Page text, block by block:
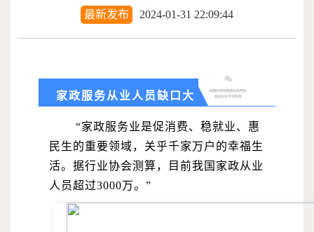
最新发布 2024-01-31 22:09:44
家政服务从业人员缺口大
“家政服务业是促消费、稳就业、惠
民生的重要领域，关乎千家万户的幸福生
活。据行业协会测算，目前我国家政从业
人员超过3000万。”